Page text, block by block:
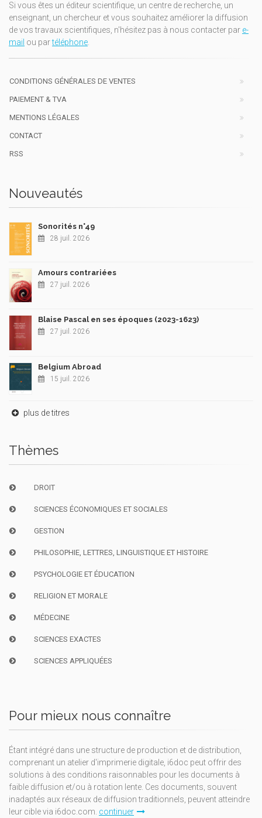
Si vous êtes un éditeur scientifique, un centre de recherche, un
enseignant, un chercheur et vous souhaitez améliorer la diffusion
de vos travaux scientifiques, n'hésitez pas à nous contacter par e-
mail ou partéléphone.
CONDITIONS GÉNÉRALES DE VENTES
PAIEMENT & TVA
MENTIONS LÉGALES
CONTACT
RSS
Nouveautés
Sonorités n°49
28 juil. 2026
Amours contrariées
27 juil. 2026
Blaise Pascal en ses époques (2023-1623)
27 juil. 2026
Belgium Abroad
15 juil. 2026
plus de titres
Thèmes
DROIT
SCIENCES ÉCONOMIQUES ET SOCIALES
GESTION
PHILOSOPHIE, LETTRES, LINGUISTIQUE ET HISTOIRE
PSYCHOLOGIE ET ÉDUCATION
RELIGION ET MORALE
MÉDECINE
SCIENCES EXACTES
SCIENCES APPLIQUÉES
Pour mieux nous connaître
Étant intégré dans une structure de production et de distribution,
comprenant un atelier d'imprimerie digitale, i6doc peut offrir des
solutions à des conditions raisonnables pour les documents à
faible diffusion et/ou à rotation lente. Ces documents, souvent
inadaptés aux réseaux de diffusion traditionnels, peuvent atteindre
leur cible via i6doc.com. continuer